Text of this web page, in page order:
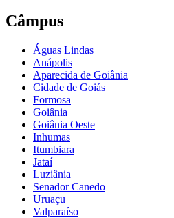
Câmpus
Águas Lindas
Anápolis
Aparecida de Goiânia
Cidade de Goiás
Formosa
Goiânia
Goiânia Oeste
Inhumas
Itumbiara
Jataí
Luziânia
Senador Canedo
Uruaçu
Valparaíso